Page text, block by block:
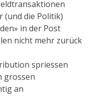
(und die Politik)
in der Post
nicht mehr zurück
spriessen
grossen
an